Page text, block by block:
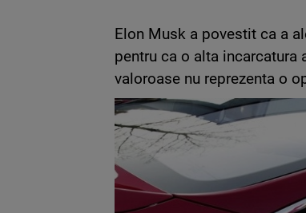
Elon Musk a povestit ca a
pentru ca o alta incarcatura
valoroase nu reprezenta o